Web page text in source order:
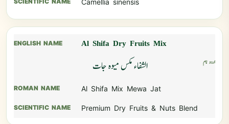
Camellia sinensis
Al Shifa Dry Fruits Mix
الشفاء مکس میوہ جات
Al Shifa Mix Mewa Jat
Premium Dry Fruits & Nuts Blend